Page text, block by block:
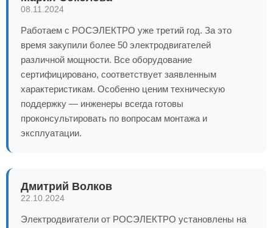
08.11.2024
Работаем с РОСЭЛЕКТРО уже третий год. За это
время закупили более 50 электродвигателей
различной мощности. Все оборудование
сертифицировано, соответствует заявленным
характеристикам. Особенно ценим техническую
поддержку — инженеры всегда готовы
проконсультировать по вопросам монтажа и
эксплуатации.
Дмитрий Волков
22.10.2024
Электродвигатели от РОСЭЛЕКТРО установлены на